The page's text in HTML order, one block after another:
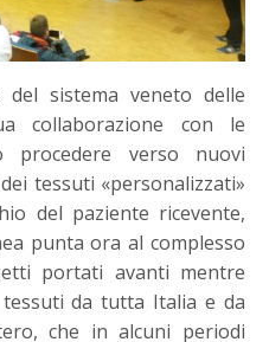
sistema veneto delle
collaborazione con le
procedere verso nuovi
tessuti «personalizzati»
del paziente ricevente,
punta ora al complesso
portati avanti mentre
da tutta Italia e da
che in alcuni periodi